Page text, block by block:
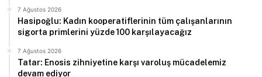
7 Ağustos 2026
Hasipoğlu: Kadın kooperatiflerinin tüm çalışanlarının
sigorta primlerini yüzde 100 karşılayacağız
7 Ağustos 2026
Tatar: Enosis zihniyetine karşı varoluş mücadelemiz
devam ediyor